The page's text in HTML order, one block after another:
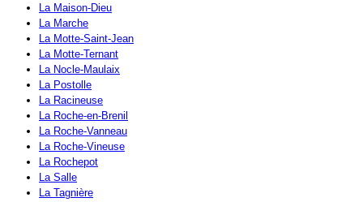
La Maison-Dieu
La Marche
La Motte-Saint-Jean
La Motte-Ternant
La Nocle-Maulaix
La Postolle
La Racineuse
La Roche-en-Brenil
La Roche-Vanneau
La Roche-Vineuse
La Rochepot
La Salle
La Tagnière